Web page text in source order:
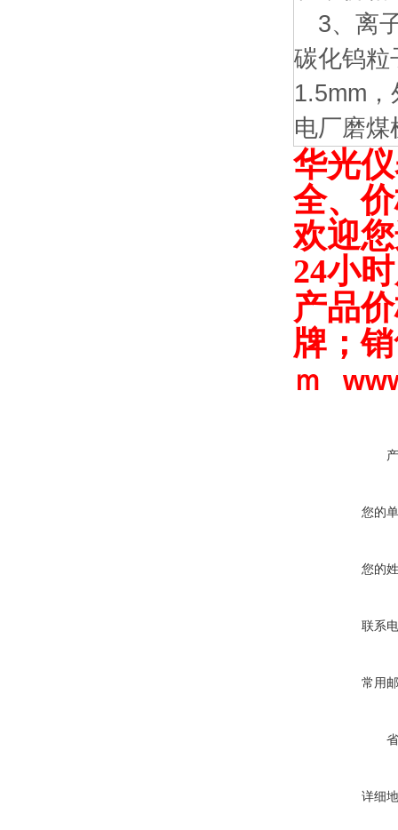
3、离
碳化钨粒
1.5mm
电厂磨
华光
全、
欢迎
24小
产品
牌；
ｍ
您的
您的
联系
常用
详细